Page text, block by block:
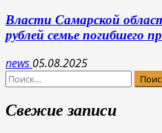
Власти Самарской
рублей семье погибшего
news 05.08.2025
Найти:
Свежие записи